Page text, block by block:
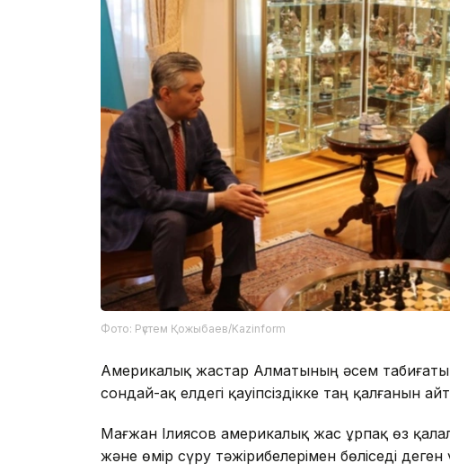
Фото: Рүстем Қожыбаев/Kazinform
Америкалық жастар Алматының әсем
сондай-ақ елдегі қауіпсіздікке таң қалғанын
Мағжан Ілиясов америкалық жас ұрпақ өз
және өмір сүру тәжірибелерімен бөліседі деген